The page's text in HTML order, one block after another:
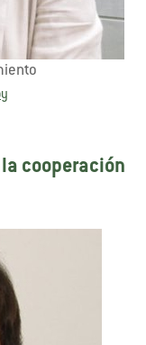
cooperación